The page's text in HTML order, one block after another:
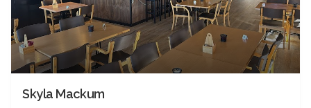
Skyla Mackum